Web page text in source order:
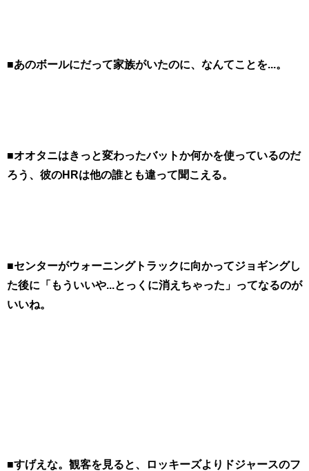
■あのボールにだって家族がいたのに、なんてことを...。
■オオタニはきっと変わったバットか何かを使っているのだ
ろう、彼のHRは他の誰とも違って聞こえる。
■センターがウォーニングトラックに向かってジョギングし
た後に「もういいや...とっくに消えちゃった」ってなるのが
いいね。
■すげえな。観客を見ると、ロッキーズよりドジャースのフ